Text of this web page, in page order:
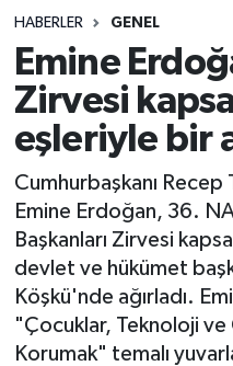
HABERLER GENEL
Emine
Zirvesi
eşleriyle bir
Cumhurbaşkanı Recep
Emine Erdoğan, 36.⁠
Başkanları Zirvesi
devlet ve hükümet
Köşkü'nde ağırladı.
"Çocuklar, Teknoloji
Korumak" temalı
Spor
Teknoloji
Yaşam